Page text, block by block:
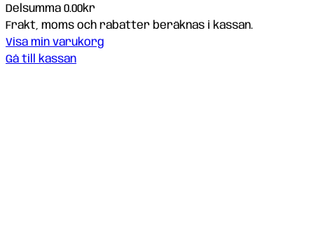
Produkter
i
Delsumma 0.00kr
Frakt, moms och rabatter beräknas i kassan.
Visa min varukorg
Gå till kassan